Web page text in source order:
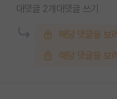
대댓글 2개 대댓글 쓰기
해당 댓글을 보
해당 댓글을 보